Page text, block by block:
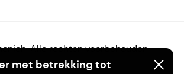
met betrekking tot
Alle rechten voorbehouden.